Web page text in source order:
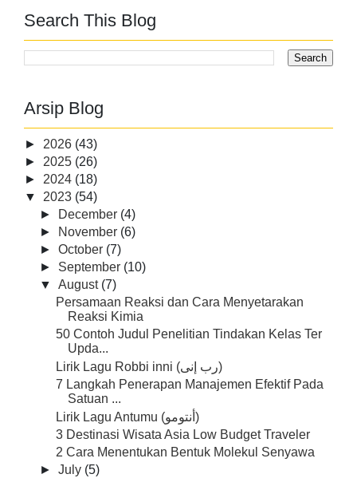
Search This Blog
Arsip Blog
► 2026 (43)
► 2025 (26)
► 2024 (18)
▼ 2023 (54)
►
December (4)
►
November (6)
►October (7)
► September (10)
▼August (7)
Persamaan Reaksi dan Cara Menyetarakan
Reaksi Kimia
50 Contoh Judul Penelitian Tindakan Kelas Ter
Upda...
Lirik Lagu Robbi inni (رب إنی)
7 Langkah Penerapan Manajemen Efektif Pada
Satuan ...
Lirik Lagu Antumu (أنتومو)
3 Destinasi Wisata Asia Low Budget Traveler
2 Cara Menentukan Bentuk Molekul Senyawa
►July (5)